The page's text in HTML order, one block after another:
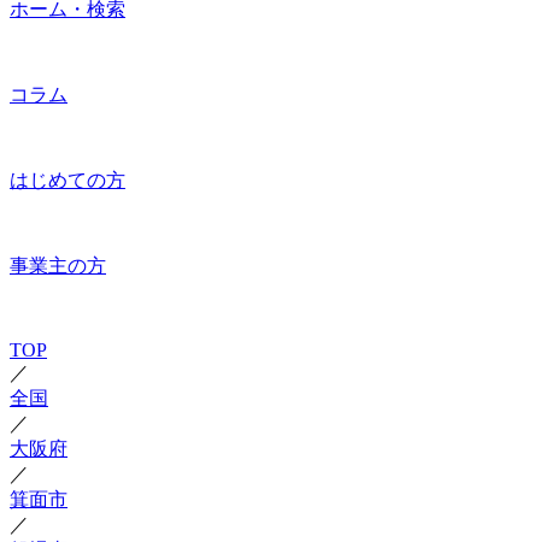
ホーム・検索
コラム
はじめての方
事業主の方
TOP
／
全国
／
大阪府
／
箕面市
／